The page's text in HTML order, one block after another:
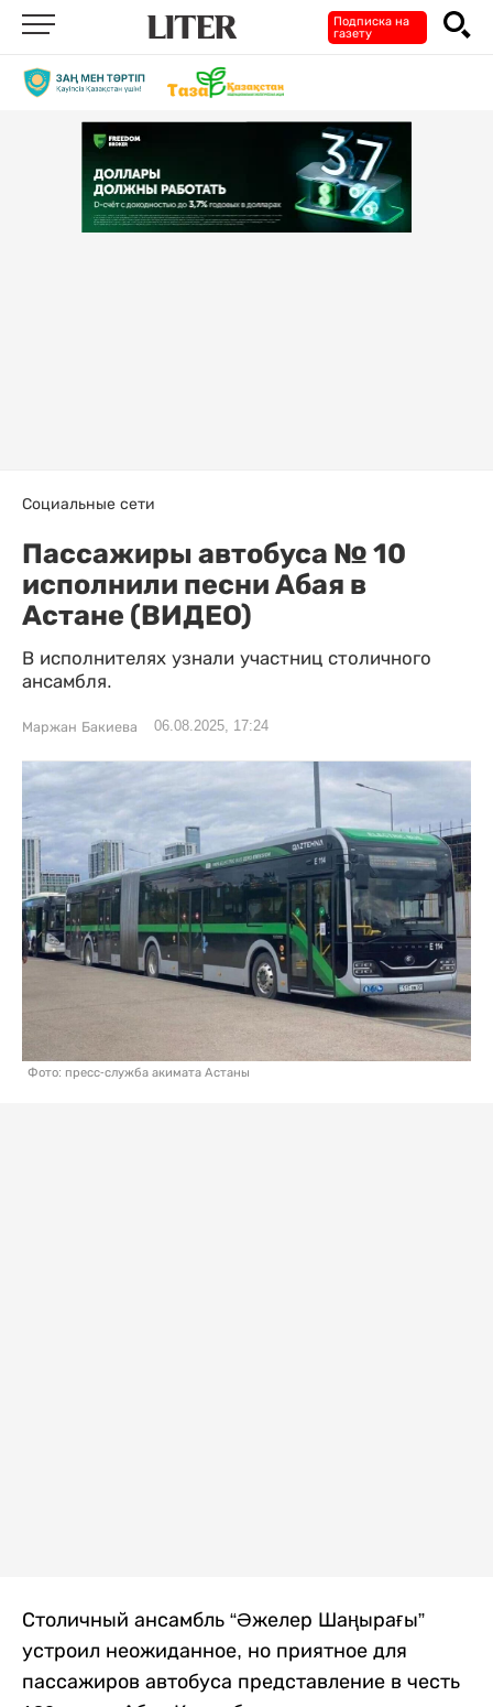
Подписка на
газету
Социальные сети
Пассажиры автобуса № 10
исполнили песни Абая в
Астане (ВИДЕО)
В исполнителях узнали участниц столичного
ансамбля.
Маржан Бакиева 06.08.2025, 17:24
Фото: пресс-служба акимата Астаны
Столичный ансамбль “Әжелер Шаңырағы”
устроил неожиданное, но приятное для
пассажиров автобуса представление в честь